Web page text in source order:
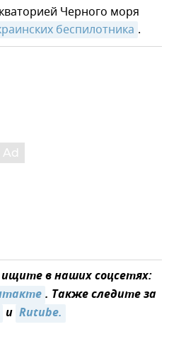
Черного моря
беспилотника .
в наших соцсетях:
. Также следите за
и Rutube.